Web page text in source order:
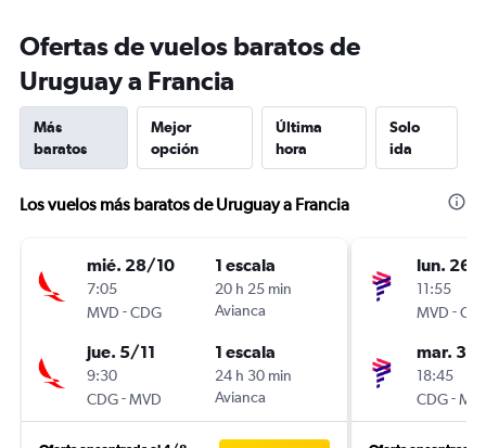
Ofertas de vuelos baratos de
Uruguay a Francia
Más
baratos
Mejor
opción
Última
hora
Solo
ida
Los vuelos más baratos de Uruguay a Francia
mié. 28/10
7:05
MVD -CDG
1 escala
20 h 25 min
Avianca
jue. 5/11
9:30
CDG-MVD
1 escala
24 h 30 min
Avianca
lun. 26/
11:55
MVD -
mar. 3/
18:45
CDG-